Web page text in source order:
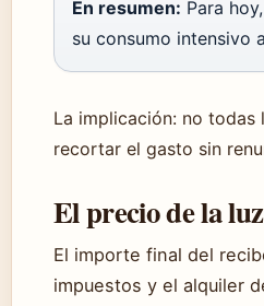
En resumen: Para
su consumo intensivo
La implicación: no
recortar el gasto sin
El precio de la
El importe final del
impuestos y el alquiler